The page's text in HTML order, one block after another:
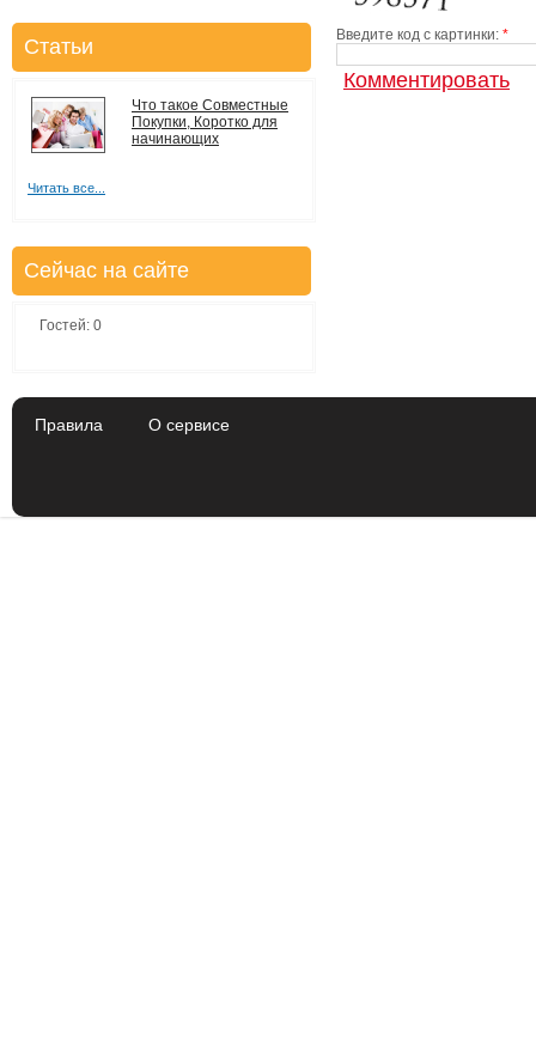
Введите код с картинки: *
Статьи
Что такое Совместные
Покупки, Коротко для
начинающих
Читать все...
Сейчас на сайте
Гостей: 0
Правила О сервисе